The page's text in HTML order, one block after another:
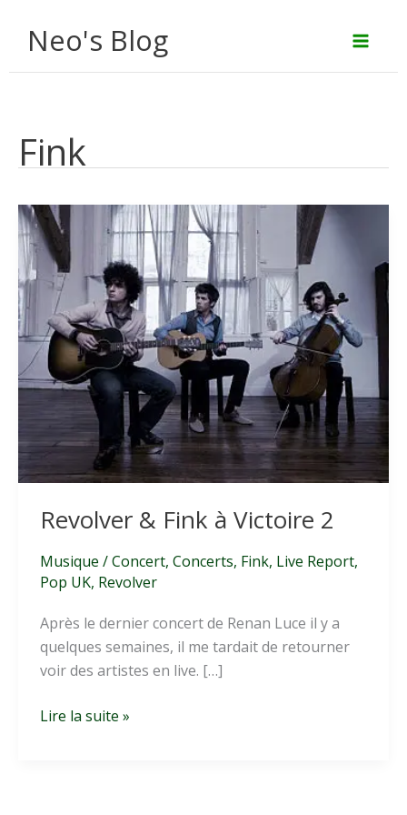
Neo's Blog
Fink
Revolver & Fink à Victoire 2
Musique /Concert, Concerts, Fink, Live Report,
Pop UK, Revolver
Après le dernier concert de Renan Luce il y a
quelques semaines, il me tardait de retourner
voir des artistes en live. […]
Revolver
Lire la suite »